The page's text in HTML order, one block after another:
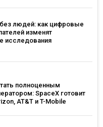
людей: как цифровые
изменят
исследования
полноценным
SpaceX готовит
AT&T и T-Mobile